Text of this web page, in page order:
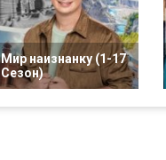
Мир наизнанку (1-17
Сезон)